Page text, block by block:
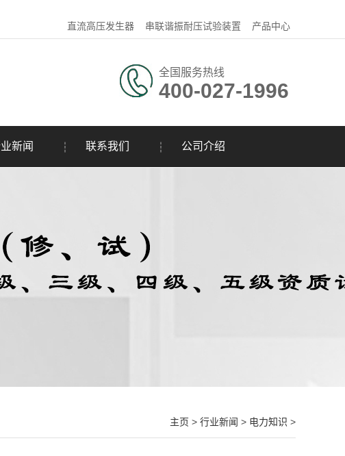
直流高压发生器
串联谐振耐压试验装置 产品中心
全国服务热线
400-027-1996
新闻 联系我们 公司介绍
主页 > 行业新闻 > 电力知识 >